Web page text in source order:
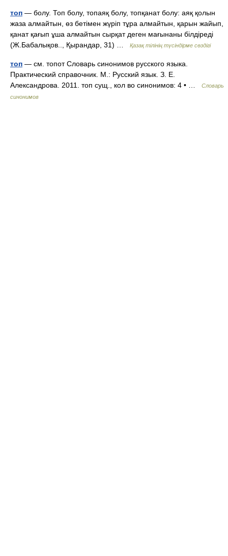
топ — болу. Топ болу, топаяқ болу, топқанат болу: аяқ қолын
жаза алмайтын, өз бетімен жүріп тұра алмайтын, қарын жайып,
қанат қағып ұша алмайтын сырқат деген мағынаны білдіреді
(Ж.Бабалықов.., Қырандар, 31) …
Қазақ тілінің түсіндірме сөздігі
топ — см. топот Словарь синонимов русского языка.
Практический справочник. М.: Русский язык. З. Е.
Александрова. 2011. топ сущ., кол во синонимов: 4 • …
Словарь
синонимов